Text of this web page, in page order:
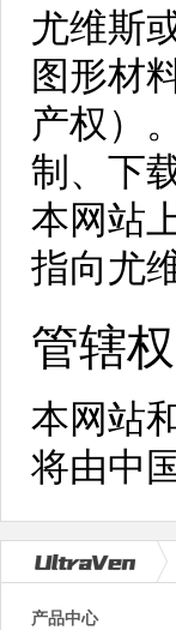
尤维斯
图形材
产权）
制、下
本网站
指向尤
管辖权
本网站
将由中
产品中心